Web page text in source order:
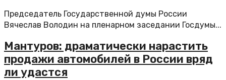
Председатель Государственной думы России
Вячеслав Володин на пленарном заседании Госдумы...
Мантуров: драматически нарастить
продажи автомобилей в России вряд
ли удастся